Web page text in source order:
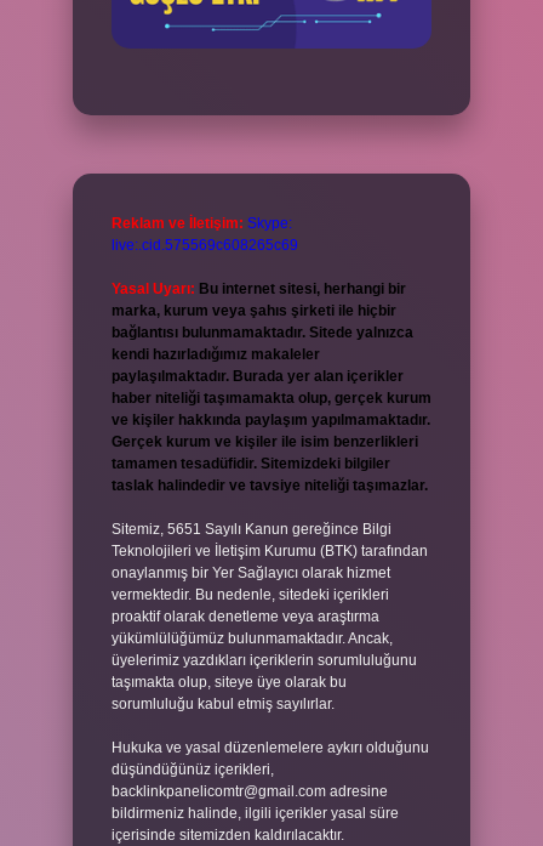
Reklam ve İletişim: Skype:
live:.cid.575569c608265c69
Yasal Uyarı: Bu internet sitesi, herhangi bir
marka, kurum veya şahıs şirketi ile hiçbir
bağlantısı bulunmamaktadır. Sitede yalnızca
kendi hazırladığımız makaleler
paylaşılmaktadır. Burada yer alan içerikler
haber niteliği taşımamakta olup, gerçek kurum
ve kişiler hakkında paylaşım yapılmamaktadır.
Gerçek kurum ve kişiler ile isim benzerlikleri
tamamen tesadüfidir. Sitemizdeki bilgiler
taslak halindedir ve tavsiye niteliği taşımazlar.
Sitemiz, 5651 Sayılı Kanun gereğince Bilgi
Teknolojileri ve İletişim Kurumu (BTK) tarafından
onaylanmış bir Yer Sağlayıcı olarak hizmet
vermektedir. Bu nedenle, sitedeki içerikleri
proaktif olarak denetleme veya araştırma
yükümlülüğümüz bulunmamaktadır. Ancak,
üyelerimiz yazdıkları içeriklerin sorumluluğunu
taşımakta olup, siteye üye olarak bu
sorumluluğu kabul etmiş sayılırlar.
Hukuka ve yasal düzenlemelere aykırı olduğunu
düşündüğünüz içerikleri,
backlinkpanelicomtr@gmail.com adresine
bildirmeniz halinde, ilgili içerikler yasal süre
içerisinde sitemizden kaldırılacaktır.